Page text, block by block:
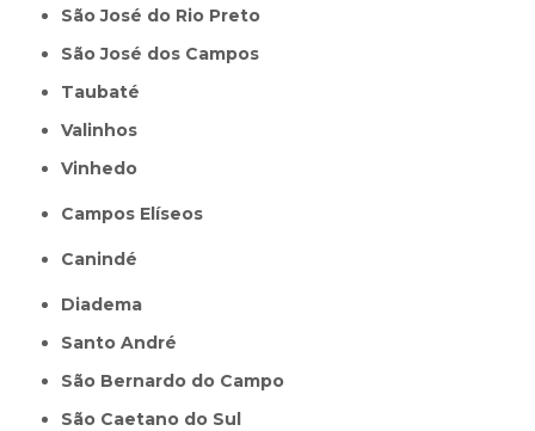
São José do Rio Preto
São José dos Campos
Taubaté
Valinhos
Vinhedo
Campos Elíseos
Canindé
Diadema
Santo André
São Bernardo do Campo
São Caetano do Sul